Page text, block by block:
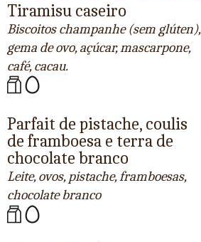
Tiramisu caseiro
Biscoitos champanhe (sem glúten),
gema de ovo, açúcar, mascarpone,
café, cacau.
Parfait de pistache, coulis
de framboesa e terra de
chocolate branco
Leite, ovos, pistache, framboesas,
chocolate branco